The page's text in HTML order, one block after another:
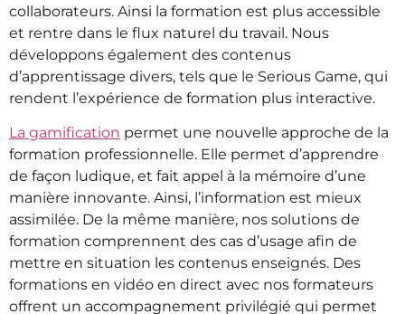
collaborateurs. Ainsi la formation est plus accessible
et rentre dans le flux naturel du travail. Nous
développons également des contenus
d’apprentissage divers, tels que le Serious Game, qui
rendent l’expérience de formation plus interactive.
La gamification permet une nouvelle approche de la
formation professionnelle. Elle permet d’apprendre
de façon ludique, et fait appel à la mémoire d’une
manière innovante. Ainsi, l’information est mieux
assimilée. De la même manière, nos solutions de
formation comprennent des cas d’usage afin de
mettre en situation les contenus enseignés. Des
formations en vidéo en direct avec nos formateurs
offrent un accompagnement privilégié qui permet